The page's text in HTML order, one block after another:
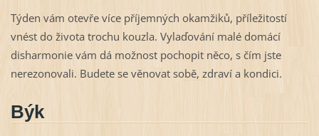
Týden vám otevře více příjemných okamžiků, příležitostí
vnést do života trochu kouzla. Vylaďování malé domácí
disharmonie vám dá možnost pochopit něco, s čím jste
nerezonovali. Budete se věnovat sobě, zdraví a kondici.
Býk